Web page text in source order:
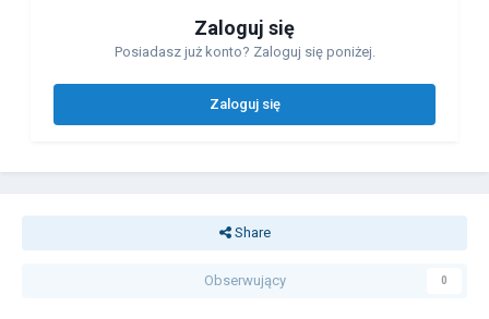
Zaloguj się
Posiadasz już konto? Zaloguj się poniżej.
Zaloguj się
Share
Obserwujący 0